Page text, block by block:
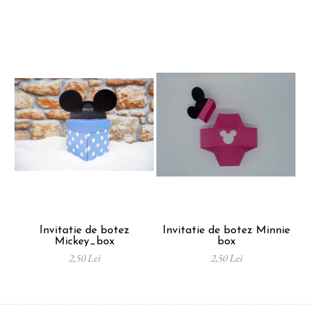
Invitatie de botez
Mickey_box
2,50 Lei
Invitatie de botez Minnie
box
2,50 Lei